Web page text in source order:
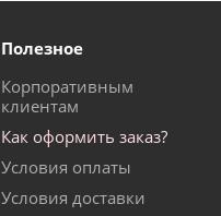
Полезное
Корпоративным
клиентам
Как оформить заказ?
Условия оплаты
Условия доставки